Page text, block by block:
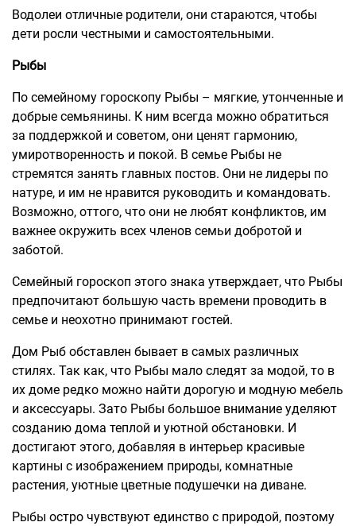
Водолеи отличные родители, они стараются, чтобы
дети росли честными и самостоятельными.
Рыбы
По семейному гороскопу Рыбы – мягкие, утонченные и
добрые семьянины. К ним всегда можно обратиться
за поддержкой и советом, они ценят гармонию,
умиротворенность и покой. В семье Рыбы не
стремятся занять главных постов. Они не лидеры по
натуре, и им не нравится руководить и командовать.
Возможно, оттого, что они не любят конфликтов, им
важнее окружить всех членов семьи добротой и
заботой.
Семейный гороскоп этого знака утверждает, что Рыбы
предпочитают большую часть времени проводить в
семье и неохотно принимают гостей.
Дом Рыб обставлен бывает в самых различных
стилях. Так как, что Рыбы мало следят за модой, то в
их доме редко можно найти дорогую и модную мебель
и аксессуары. Зато Рыбы большое внимание уделяют
созданию дома теплой и уютной обстановки. И
достигают этого, добавляя в интерьер красивые
картины с изображением природы, комнатные
растения, уютные цветные подушечки на диване.
Рыбы остро чувствуют единство с природой, поэтому